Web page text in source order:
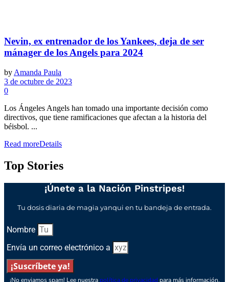
Nevin, ex entrenador de los Yankees, deja de ser
mánager de los Angels para 2024
by Amanda Paula
3 de octubre de 2023
0
Los Ángeles Angels han tomado una importante decisión como
directivos, que tiene ramificaciones que afectan a la historia del
béisbol. ...
Read moreDetails
Top Stories
¡Únete a la Nación Pinstripes!
Tu dosis diaria de magia yanqui en tu bandeja de entrada.
Nombre
Envía un correo electrónico a
¡Suscríbete ya!
¡No enviamos spam! Lee nuestra política de privacidad para más información.